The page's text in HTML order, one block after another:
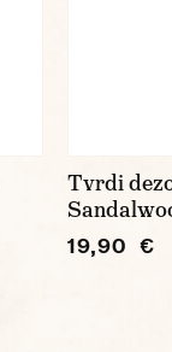
Tvrdi
19,90 €